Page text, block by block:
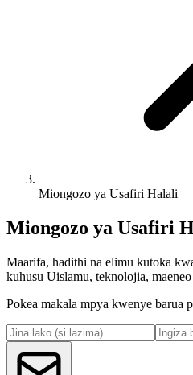
Miongozo ya Usafiri Halali
Miongozo ya Usafiri
Maarifa, hadithi na elimu kutoka
kuhusu Uislamu, teknolojia,
Pokea makala mpya kwenye barua